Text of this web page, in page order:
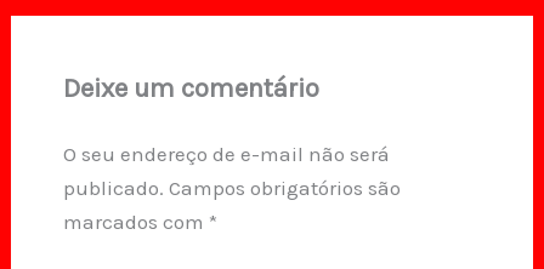
Deixe um comentário
O seu endereço de e-mail não será
publicado. Campos obrigatórios são
marcados com *